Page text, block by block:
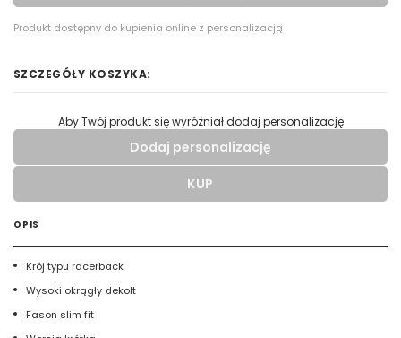
OPIS
Krój typu racerback
Wysoki okrągły dekolt
Fason slim fit
Produkt dostępny do kupienia online z personalizacją
SZCZEGÓŁY KOSZYKA:
Aby Twój produkt się wyróżniał dodaj personalizację
Dodaj personalizację
Wypełnij formularz aby dodać personalizację do wybranego
produktu
UMIEJSCOWIENIE
KUP